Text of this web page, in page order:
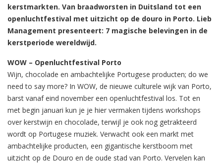
kerstmarkten. Van braadworsten in Duitsland tot een
openluchtfestival met uitzicht op de douro in Porto. Lieb
Management presenteert: 7 magische belevingen in de
kerstperiode wereldwijd.
WOW – Openluchtfestival Porto
Wijn, chocolade en ambachtelijke Portugese producten; do we
need to say more? In WOW, de nieuwe culturele wijk van Porto,
barst vanaf eind november een openluchtfestival los. Tot en
met begin januari kun je je hier vermaken tijdens workshops
over kerstwijn en chocolade, terwijl je ook nog getrakteerd
wordt op Portugese muziek. Verwacht ook een markt met
ambachtelijke producten, een gigantische kerstboom met
uitzicht op de Douro en de oude stad van Porto. Vervelen kan